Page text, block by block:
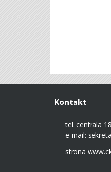
Kontakt
tel. centrala
e-mail:
strona